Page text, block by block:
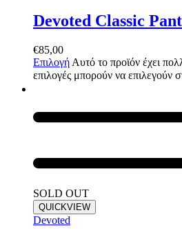
Devoted Classic
€85,00
Επιλογή Αυτό το προϊόν έχει
επιλογές μπορούν να επιλεγούν
SOLD OUT
QUICKVIEW
Devoted